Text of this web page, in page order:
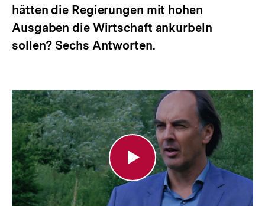
hätten die Regierungen mit hohen
Ausgaben die Wirtschaft ankurbeln
sollen? Sechs Antworten.
Thomas
Fricke:
Wie
sollte
die